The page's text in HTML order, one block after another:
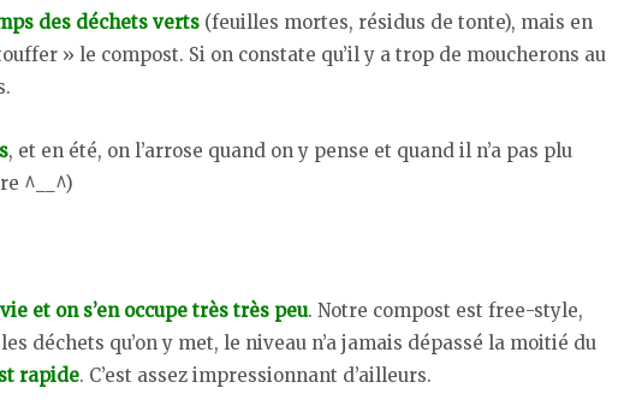
des déchets verts (feuilles mortes, résidus de tonte), mais en
» le compost. Si on constate qu’il y a trop de moucherons au
, et en été, on l’arrose quand on y pense et quand il n’a pas plu
^__^)
et on s’en occupe très très peu. Notre compost est free-style,
déchets qu’on y met, le niveau n’a jamais dépassé la moitié du
rapide. C’est assez impressionnant d’ailleurs.